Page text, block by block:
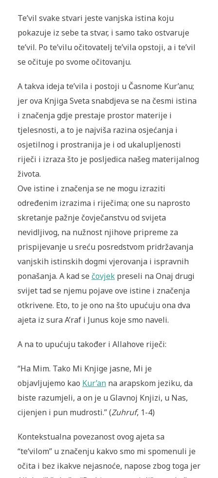
Te’vil svake stvari jeste vanjska istina koju
pokazuje iz sebe ta stvar, i samo tako ostvaruje
te’vil. Po te’vilu očitovatelj te’vila opstoji, a i te’vil
se očituje po svome očitovanju.
A takva ideja te’vila i postoji u Časnome Kur’anu;
jer ova Knjiga Sveta snabdjeva se na česmi istina
i značenja gdje prestaje prostor materije i
tjelesnosti, a to je najviša razina osjećanja i
osjetilnog i prostranija je i od ukalupljenosti
riječi i izraza što je posljedica našeg materijalnog
života.
Ove istine i značenja se ne mogu izraziti
određenim izrazima i riječima; one su naprosto
skretanje pažnje čovječanstvu od svijeta
nevidljivog, na nužnost njihove pripreme za
prispijevanje u sreću posredstvom pridržavanja
vanjskih istinskih dogmi vjerovanja i ispravnih
ponašanja. A kad se čovjekpreseli na Onaj drugi
svijet tad se njemu pojave ove istine i značenja
otkrivene. Eto, to je ono na što upućuju ona dva
ajeta iz sura A’raf i Junus koje smo naveli.
A na to upućuju također i Allahove riječi:
“Ha Mim. Tako Mi Knjige jasne, Mi je
objavljujemo kao Kur’anna arapskom jeziku, da
biste razumjeli, a on je u Glavnoj Knjizi, u Nas,
cijenjen i pun mudrosti.” (Zuhruf, 1-4)
Kontekstualna povezanost ovog ajeta sa
“te‘vilom” u značenju kakvo smo mi spomenuli je
očita i bez ikakve nejasnoće, napose zbog toga jer